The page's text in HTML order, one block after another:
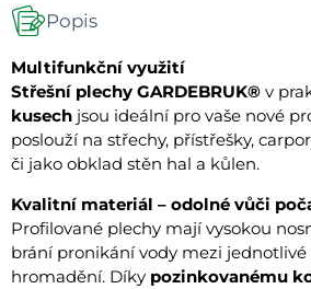
Popis
Multifunkční využití
Střešní plechy GARDEBRUK® v
kusech jsou ideální pro vaše nové
poslouží na střechy, přístřešky,
či jako obklad stěn hal a kůlen.
Kvalitní materiál – odolné vůči
Profilované plechy mají vysokou
brání pronikání vody mezi jednotlivé
hromadění. Díky pozinkovanému